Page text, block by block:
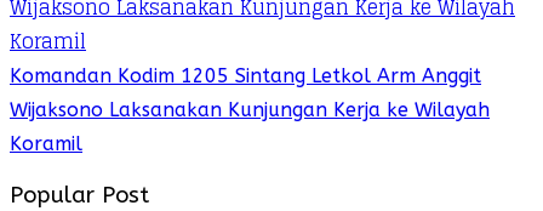
Komandan Kodim 1205 Sintang Letkol Arm Anggit
Wijaksono Laksanakan Kunjungan Kerja ke Wilayah
Koramil
Popular Post